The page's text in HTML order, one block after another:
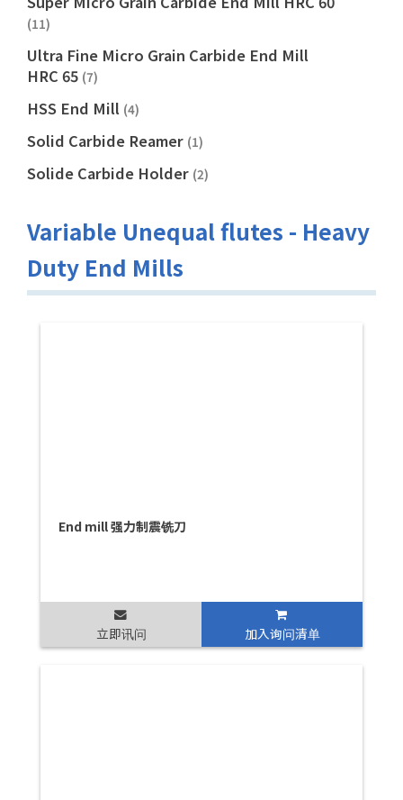
(11)
Ultra Fine Micro Grain Carbide End Mill
HRC 65 (7)
HSS End Mill (4)
Solid Carbide Reamer (1)
Solide Carbide Holder (2)
Variable Unequal flutes - Heavy
Duty End Mills
End mill 强力制震铣刀
立即讯问 加入询问清单